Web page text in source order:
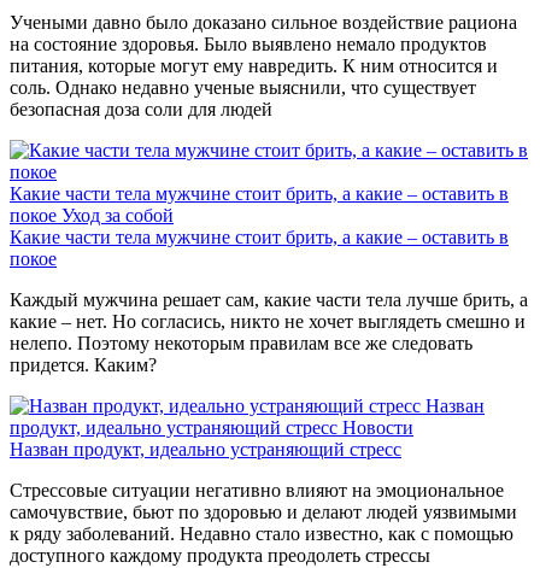
Учеными давно было доказано сильное воздействие рациона
на состояние здоровья. Было выявлено немало продуктов
питания, которые могут ему навредить. К ним относится и
соль. Однако недавно ученые выяснили, что существует
безопасная доза соли для людей
Какие части тела мужчине стоит брить, а какие – оставить в
покое Уход за собой
Какие части тела мужчине стоит брить, а какие – оставить в
покое
Каждый мужчина решает сам, какие части тела лучше брить, а
какие – нет. Но согласись, никто не хочет выглядеть смешно и
нелепо. Поэтому некоторым правилам все же следовать
придется. Каким?
Назван
продукт, идеально устраняющий стресс Новости
Назван продукт, идеально устраняющий стресс
Стрессовые ситуации негативно влияют на эмоциональное
самочувствие, бьют по здоровью и делают людей уязвимыми
к ряду заболеваний. Недавно стало известно, как с помощью
доступного каждому продукта преодолеть стрессы